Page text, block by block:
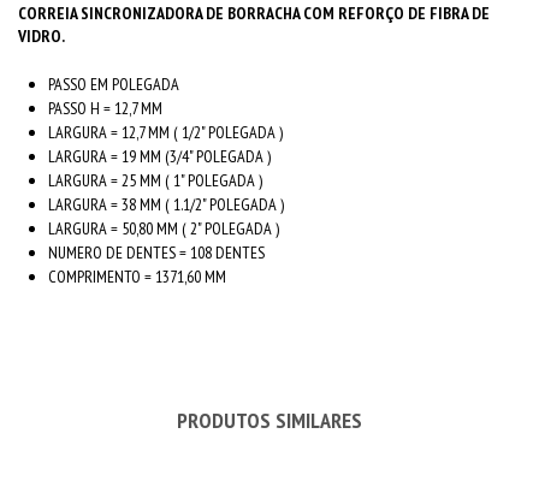
CORREIA SINCRONIZADORA DE BORRACHA COM REFORÇO DE FIBRA DE
VIDRO.
PASSO EM POLEGADA
PASSO H = 12,7 MM
LARGURA = 12,7 MM ( 1/2" POLEGADA )
LARGURA = 19 MM (3/4" POLEGADA )
LARGURA = 25 MM ( 1" POLEGADA )
LARGURA = 38 MM ( 1.1/2" POLEGADA )
LARGURA = 50,80 MM ( 2" POLEGADA )
NUMERO DE DENTES = 108 DENTES
COMPRIMENTO = 1371,60 MM
PRODUTOS SIMILARES